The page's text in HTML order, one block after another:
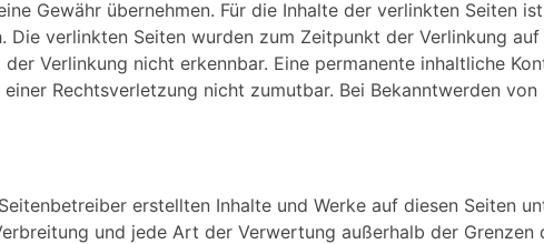
Gewähr übernehmen. Für die Inhalte der verlinkten Seiten
Die verlinkten Seiten wurden zum Zeitpunkt der Verlinkung
Verlinkung nicht erkennbar. Eine permanente inhaltliche
Rechtsverletzung nicht zumutbar. Bei Bekanntwerden
erstellten Inhalte und Werke auf diesen Seiten
und jede Art der Verwertung außerhalb der